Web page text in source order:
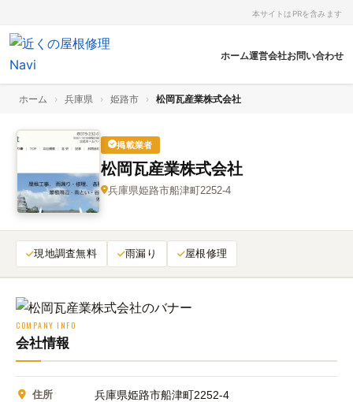
本サイトはPRを含みます
ホーム運営会社お問い合わせ
ホーム › 兵庫県 › 姫路市 › 松岡瓦産業株式会社
掲載業者
松岡瓦産業株式会社
兵庫県姫路市船津町2252‑4
現地調査無料 雨漏り 屋根修理
COMPANY INFO
会社情報
住所 兵庫県姫路市船津町2252‑4